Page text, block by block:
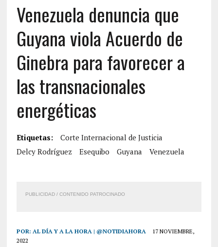
Venezuela denuncia que
Guyana viola Acuerdo de
Ginebra para favorecer a
las transnacionales
energéticas
Etiquetas:
Corte Internacional de Justicia
Delcy Rodríguez
Esequibo Guyana Venezuela
PUBLICIDAD / CONTENIDO PATROCINADO
POR: AL DÍA Y A LA HORA | @NOTIDIAHORA
17 NOVIEMBRE,
2022